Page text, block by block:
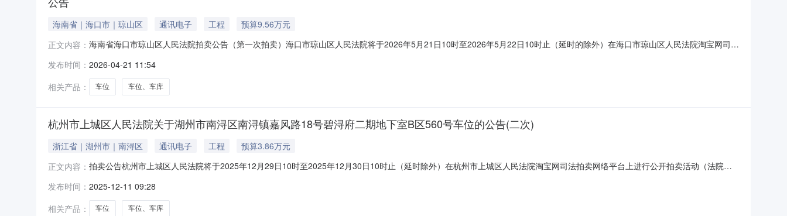
海南省｜海口市｜琼山区 通讯电子 工程
预算9.56万元
正文内容： 海南省海口市琼山区人民法院拍卖公告（第一次拍卖）海口市琼山区人民法院将于2026年5月21日10时至2026年5月22日10时止（延时的除外）在海口市琼山区人民法院淘宝网司法
层06车位。具体现场状况以实际为准。未标明的瑕疵不在拍卖人承担范围。请各竞买人自行了解。网络询价：136523.455元，起拍价：95567元，保证金
发布时间： 2026-04-21 11:54
相关产品：
车位 车位、车库
杭州市上城区人民法院关于湖州市南浔区南浔镇嘉风路18号碧浔府二期地下室B区560号车位的公告(二次)
浙江省｜湖州市｜南浔区 通讯电子 工程
预算3.86万元
正文内容： 拍卖公告杭州市上城区人民法院将于2025年12月29日10时至2025年12月30日10时止（延时除外）在杭州市上城区人民法院淘宝网司法拍卖网络平台上进行公开拍卖活动（法院账
6.9万元，起拍价：3.864万元，保证金：7728元，增价幅度500元（或整数倍）。特别提醒：根据法律规定，建筑区划内，规划用于停放汽车的车位、车库
发布时间： 2025-12-11 09:28
相关产品：
车位 车位、车库